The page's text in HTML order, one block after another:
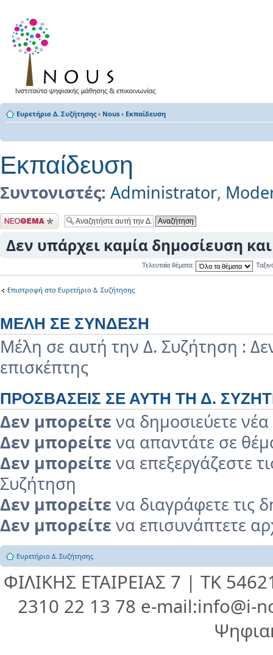
Ευρετήριο Δ. Συζήτησης ‹ Nous ‹ Εκπαίδευση
Εκπαίδευση
Συντονιστές: Administrator,
Δημιουργία νέου
θέματος
Δεν υπάρχει καμία δημοσίευση
Τελευταία θέματα:
Επιστροφή στο Ευρετήριο Δ. Συζήτησης
ΜΈΛΗ ΣΕ ΣΎΝΔΕΣΗ
Μέλη σε αυτή την Δ. Συζήτηση :
επισκέπτης
ΠΡΟΣΒΆΣΕΙΣ ΣΕ ΑΥΤΉ ΤΗ Δ.
Δεν μπορείτε να δημοσιεύετε
Δεν μπορείτε να απαντάτε σε
Δεν μπορείτε να επεξεργάζεστε
Συζήτηση
Δεν μπορείτε να διαγράφετε τις
Δεν μπορείτε να επισυνάπτετε
Ευρετήριο Δ. Συζήτησης
ΦΙΛΙΚΗΣ ΕΤΑΙΡΕΙΑΣ 7 | ΤΚ
2310 22 13 78 e-mail:info@i-